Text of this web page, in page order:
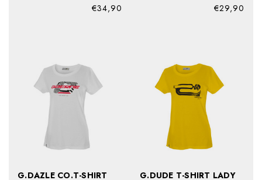
€34,90
€29,90
G.DAZLE CO.T-SHIRT
G.DUDE T-SHIRT LADY